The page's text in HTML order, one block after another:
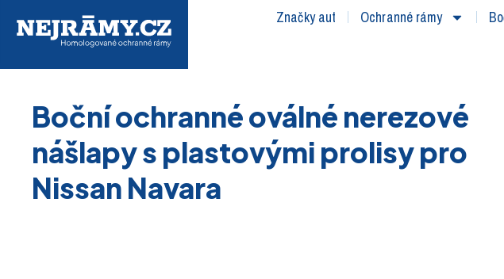
Značky aut Ochranné rámy
Boční ochranné oválné nerezové
nášlapy s plastovými prolisy pro
Nissan Navara